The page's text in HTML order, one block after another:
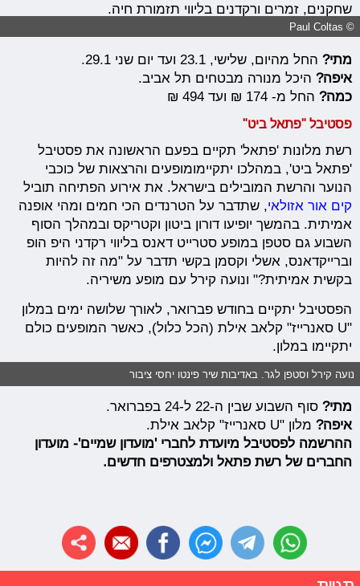
שחקנים, זמרים ורקדנים בליווי תזמורת חיה.
© Paul Coltas
מתי? החל מהיום, שלישי, 23.1 ועד יום שני 29.1.
איפה? היכל מנורה מבטחים תל אביב.
כמה? החל מ- 174 ₪ ועד 494 ₪
פסטיבל "פתאל ביט"
רשת מלונות 'פתאל' תקיים בפעם הראשונה את פסטיבל
'פתאל ביט', במהלכו יתקיימומופעים והרצאות של כוכבי
הנוער והרשת המובילים בישראל. את אירוע הפתיחה תוביל
קים אור אזולאי, שתדבר על הטרנדים הכי חמים ומהי אופנה
אמיתית. בהמשך יופיעו דורון ביטון וקטריקס ובמהלך הסוף
השבוע גם סטפן במופע סטרייט דאנס בליווי רקדני היפ הופ
וברייקדאנס, אשלי וקסמן בקשי תדבר על "מה זה להיות
בקשית אמיתית?" ונועה קירל עם מופע משיריה.
הפסטיבל יתקיים בחודש פברואר, לאורך שלושה ימים במלון
"U סאנרייז" קלאב אילת (הכל כלול), כאשר המופעים כולם
יתקיימו במלון.
נועה קירל וסטפן לגר. באדיבות שיר פינטו יחסי ציבור
מתי? סוף השבוע שבין ה-22 ל-24 בפברואר.
איפה? מלון "U סאנרייז" קלאב אילת.
ההרשמה לפסטיבל מיועדת לחברי 'מועדון שמיים'- מועדון
החברים של רשת פתאל ולמצטרפים חדשים.